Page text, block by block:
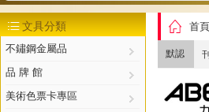
文具分類
不鏽鋼金屬品
品 牌 館
美術色票卡專區
 首頁
默認